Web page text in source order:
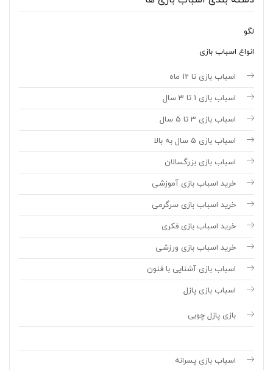
لگو
انواع اسباب بازی
اسباب بازی تا 12 ماه
اسباب بازی 1 تا 3 سال
اسباب بازی 3 تا 5 سال
اسباب بازی 5 سال به بالا
اسباب بازی بزرگسالان
خرید اسباب بازی آموزشی
خرید اسباب بازی سرگرمی
خرید اسباب بازی فکری
خرید اسباب بازی ورزشی
اسباب بازی آشنایی با فنون
اسباب بازی پازل
بازی پازل چوبی
اسباب بازی پسرانه